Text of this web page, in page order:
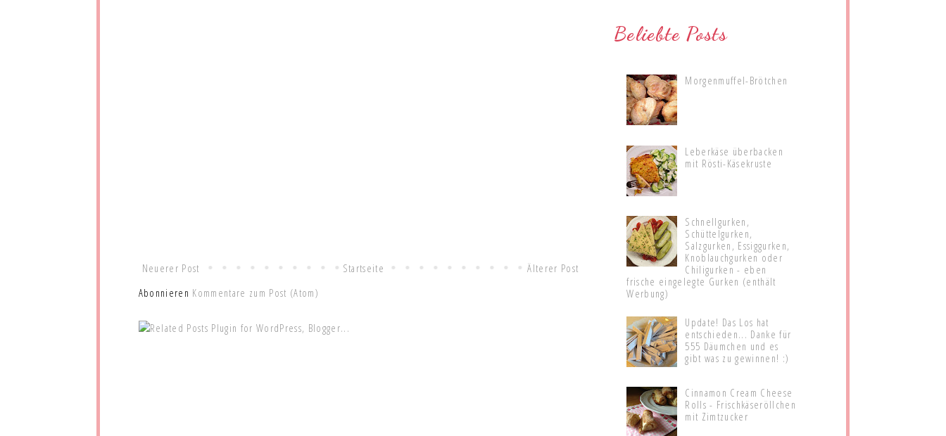
Neuerer Post Älterer Post
Startseite
Abonnieren Kommentare zum Post (Atom)
Beliebte Posts
Morgenmuffel-Brötchen
Leberkäse überbacken
mit Rösti-Käsekruste
Schnellgurken,
Schüttelgurken,
Salzgurken, Essiggurken,
Knoblauchgurken oder
Chiligurken - eben
frische eingelegte Gurken (enthält
Werbung)
Update! Das Los hat
entschieden... Danke für
555 Däumchen und es
gibt was zu gewinnen! :)
Cinnamon Cream Cheese
Rolls - Frischkäseröllchen
mit Zimtzucker